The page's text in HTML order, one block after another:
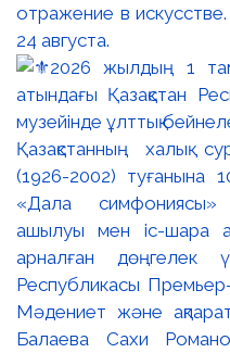
отражение в
24 августа.